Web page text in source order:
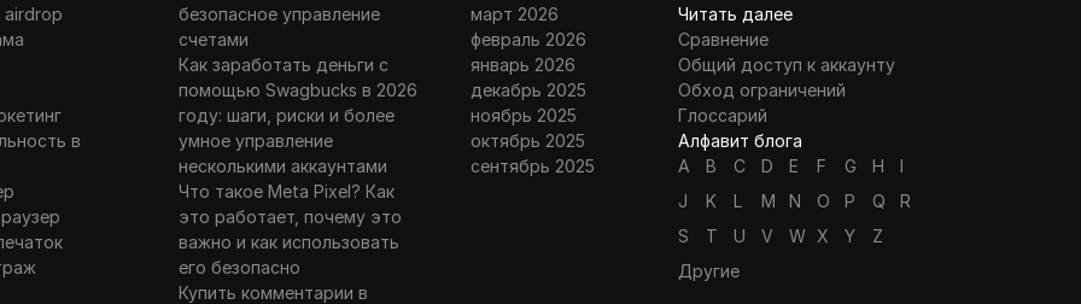
airdrop
в
безопасное управление
счетами
Как заработать деньги с
помощью Swagbucks в 2026
году: шаги, риски и более
умное управление
несколькими аккаунтами
Что такое Meta Pixel? Как
это работает, почему это
важно и как использовать
его безопасно
Купить комментарии в
март 2026
февраль 2026
январь 2026
декабрь 2025
ноябрь 2025
октябрь 2025
сентябрь 2025
Читать далее
Сравнение
Общий доступ к аккаунту
Обход ограничений
Глоссарий
Алфавит блога
A
B C D E F G H
I
J
K L M N O P Q
R
S
T U V W X Y
Z
Другие